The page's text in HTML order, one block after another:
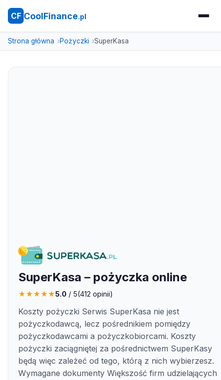
CF CoolFinance.pl
Strona główna Pożyczki SuperKasa
SuperKasa – pożyczka online
★★★★★5.0 / 5(412 opinii)
Koszty pożyczki Serwis SuperKasa nie jest
pożyczkodawcą, lecz pośrednikiem pomiędzy
pożyczkodawcami a pożyczkobiorcami. Koszty
pożyczki zaciągniętej za pośrednictwem SuperKasy
będą więc zależeć od tego, którą z nich wybierzesz.
Wymagane dokumenty Większość firm udzielających